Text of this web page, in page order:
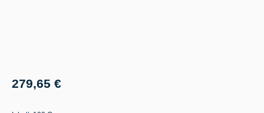
Regulärer Preis:
279,65 €